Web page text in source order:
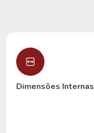
Dimensões Internas